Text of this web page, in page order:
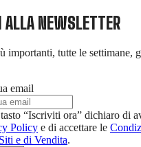
ALLA NEWSLETTER
importanti, tutte le settimane,
email
“Iscriviti ora” dichiaro di
Policy e di accettare le
e di Vendita.